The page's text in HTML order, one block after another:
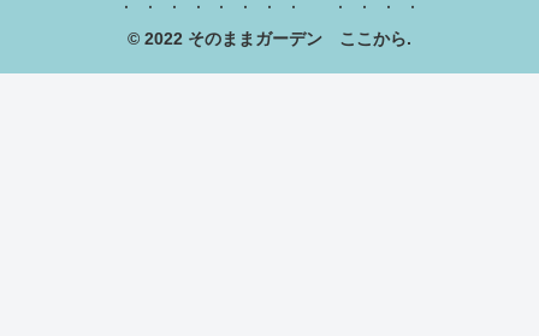
© 2022 そのままガーデン ここから.